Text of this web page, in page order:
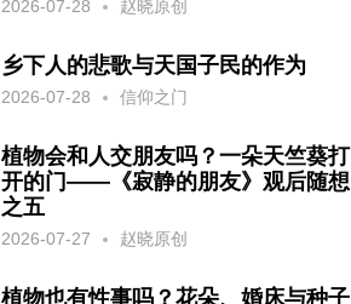
2026-07-28 赵晓原创
乡下人的悲歌与天国子民的作为
2026-07-28 信仰之门
植物会和人交朋友吗？一朵天竺葵打
开的门——《寂静的朋友》观后随想
之五
2026-07-27 赵晓原创
植物也有性事吗？花朵、婚床与种子